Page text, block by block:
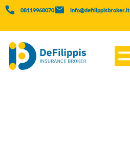
08119968070 info@defilippisbroker.it